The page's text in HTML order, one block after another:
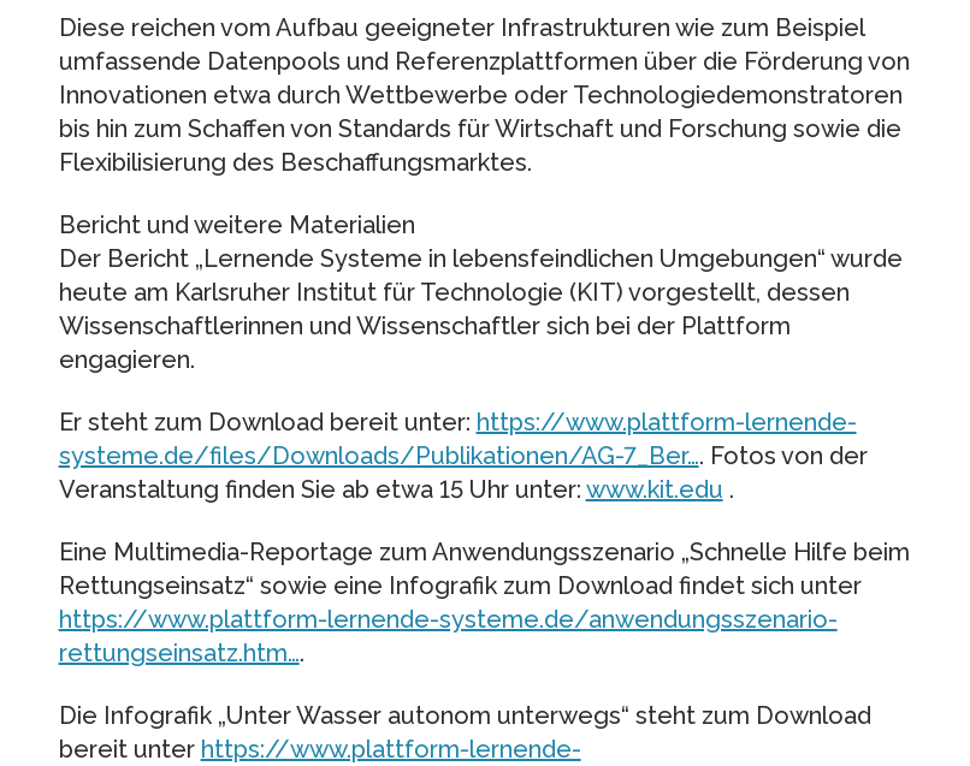
Diese reichen vom Aufbau geeigneter Infrastrukturen wie zum Beispiel
umfassende Datenpools und Referenzplattformen über die Förderung von
Innovationen etwa durch Wettbewerbe oder Technologiedemonstratoren
bis hin zum Schaffen von Standards für Wirtschaft und Forschung sowie die
Flexibilisierung des Beschaffungsmarktes.
Bericht und weitere Materialien
Der Bericht „Lernende Systeme in lebensfeindlichen Umgebungen“ wurde
heute am Karlsruher Institut für Technologie (KIT) vorgestellt, dessen
Wissenschaftlerinnen und Wissenschaftler sich bei der Plattform
engagieren.
Er steht zum Download bereit unter: https://www.plattform-lernende-
systeme.de/files/Downloads/Publikationen/AG-7_Ber…. Fotos von der
Veranstaltung finden Sie ab etwa 15 Uhr unter: www.kit.edu .
Eine Multimedia-Reportage zum Anwendungsszenario „Schnelle Hilfe beim
Rettungseinsatz“ sowie eine Infografik zum Download findet sich unter
https://www.plattform-lernende-systeme.de/anwendungsszenario-
rettungseinsatz.htm….
Die Infografik „Unter Wasser autonom unterwegs“ steht zum Download
bereit unter https://www.plattform-lernende-